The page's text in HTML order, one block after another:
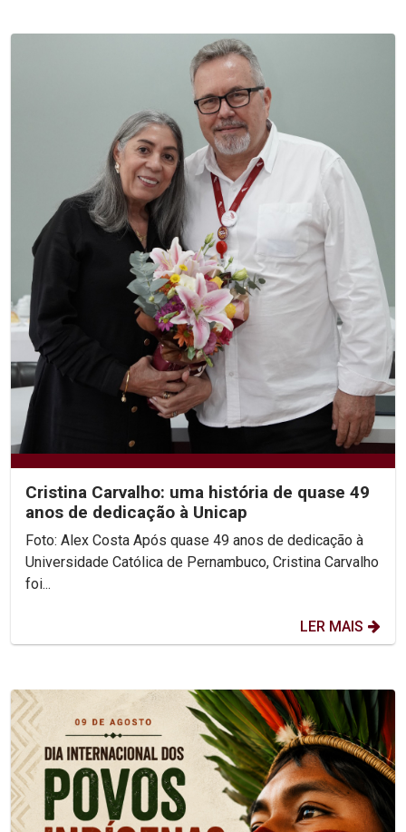
Cristina Carvalho: uma história de quase 49
anos de dedicação à Unicap
Foto: Alex Costa Após quase 49 anos de dedicação à
Universidade Católica de Pernambuco, Cristina Carvalho
foi...
LER MAIS